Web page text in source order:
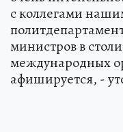
с коллегами
министров в
международных
афишируется, -